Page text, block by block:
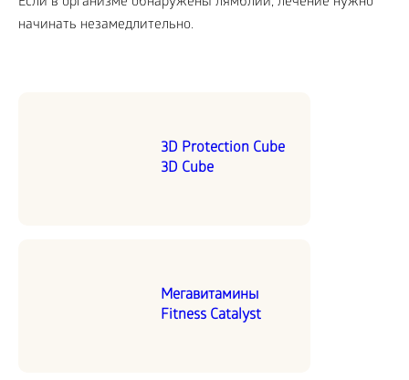
начинать незамедлительно.
3D Protection Cube
3D Cube
Мегавитамины
Fitness Catalyst